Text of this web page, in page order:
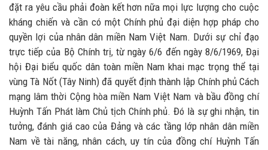
đặt ra yêu cầu phải đoàn kết hơn nữa mọi lực lượng cho cuộc
kháng chiến và cần có một Chính phủ đại diện hợp pháp cho
quyền lợi của nhân dân miền Nam Việt Nam. Dưới sự chỉ đạo
trực tiếp của Bộ Chính trị, từ ngày 6/6 đến ngày 8/6/1969, Đại
hội Đại biểu quốc dân toàn miền Nam khai mạc trọng thể tại
vùng Tà Nốt (Tây Ninh) đã quyết định thành lập Chính phủ Cách
mạng lâm thời Cộng hòa miền Nam Việt Nam và bầu đồng chí
Huỳnh Tấn Phát làm Chủ tịch Chính phủ. Đó là sự ghi nhận, tin
tưởng, đánh giá cao của Đảng và các tầng lớp nhân dân miền
Nam về tài năng, nhân cách, uy tín của đồng chí Huỳnh Tấn